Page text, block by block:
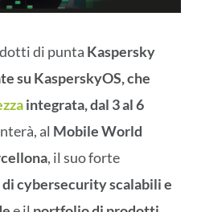
di punta Kaspersky
su KasperskyOS, che
integrata, dal 3 al 6
al Mobile World
, il suo forte
cybersecurity scalabili e